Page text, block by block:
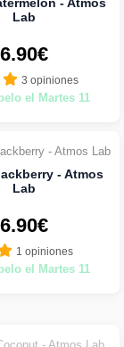
Lab
6.90€
3 opiniones
el Martes 11
- Atmos
Lab
6.90€
1 opiniones
el Martes 11